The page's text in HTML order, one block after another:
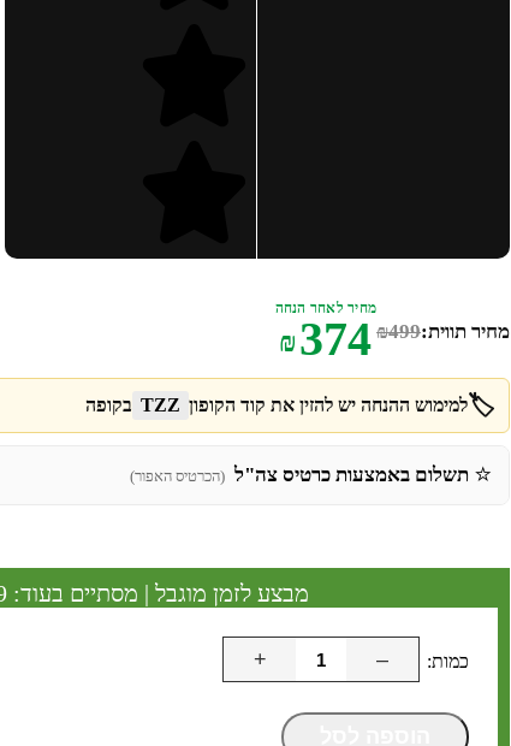
מחיר תווית: ₪499
מחיר לאחר הנחה
₪374
🏷️למימוש ההנחה יש להזין את קוד הקופון TZZ בקופה
⭐ תשלום באמצעות כרטיס צה"ל (הכרטיס האפור)
מבצע לזמן מוגבל | מסתיים בעוד:
–
+